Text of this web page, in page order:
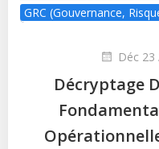
GRC (Gouvernance,
Déc 23
Décryptage